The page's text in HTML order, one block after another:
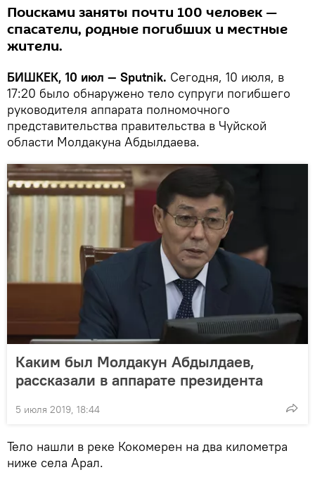
Поисками заняты почти 100 человек —
спасатели, родные погибших и местные
жители.
БИШКЕК, 10 июл — Sputnik. Сегодня, 10 июля, в
17:20 было обнаружено тело супруги погибшего
руководителя аппарата полномочного
представительства правительства в Чуйской
области Молдакуна Абдылдаева.
Каким был Молдакун Абдылдаев,
рассказали в аппарате президента
5 июля 2019, 18:44
Тело нашли в реке Кокомерен на два километра
ниже села Арал.